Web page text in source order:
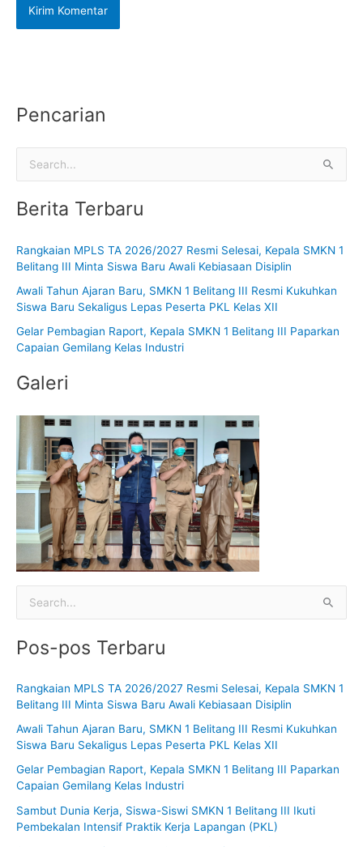
Pencarian
u
t
k
Berita Terbaru
Rangkaian MPLS TA 2026/2027 Resmi Selesai, Kepala SMKN 1
Belitang III Minta Siswa Baru Awali Kebiasaan Disiplin
Awali Tahun Ajaran Baru, SMKN 1 Belitang III Resmi Kukuhkan
Siswa Baru Sekaligus Lepas Peserta PKL Kelas XII
Gelar Pembagian Raport, Kepala SMKN 1 Belitang III Paparkan
Capaian Gemilang Kelas Industri
Galeri
u
t
k
Pos-pos Terbaru
Rangkaian MPLS TA 2026/2027 Resmi Selesai, Kepala SMKN 1
Belitang III Minta Siswa Baru Awali Kebiasaan Disiplin
Awali Tahun Ajaran Baru, SMKN 1 Belitang III Resmi Kukuhkan
Siswa Baru Sekaligus Lepas Peserta PKL Kelas XII
Gelar Pembagian Raport, Kepala SMKN 1 Belitang III Paparkan
Capaian Gemilang Kelas Industri
Sambut Dunia Kerja, Siswa-Siswi SMKN 1 Belitang III Ikuti
Pembekalan Intensif Praktik Kerja Lapangan (PKL)